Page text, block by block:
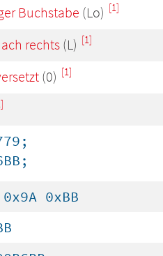
Buchstabe (Lo) [1]
rechts(L) [1]
(0) [1]
0xBB